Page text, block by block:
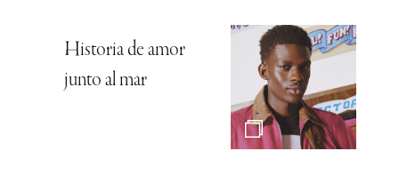
Historia de amor
junto al mar